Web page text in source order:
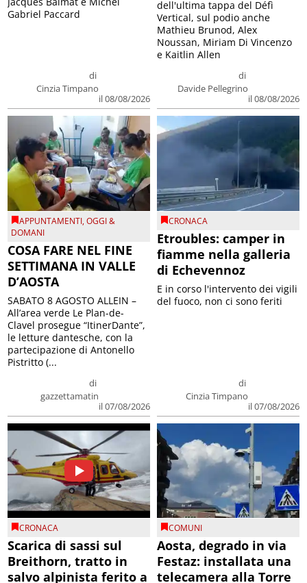
di
Cinzia Timpano
il 08/08/2026
Gabriel Paccard
di
Davide Pellegrino
il 08/08/2026
dell'ultima tappa del Défì
Vertical, sul podio anche
Mathieu Brunod, Alex
Noussan, Miriam Di Vincenzo
e Kaitlin Allen
APPUNTAMENTI,OGGI &
DOMANI
COSA FARE NEL FINE
SETTIMANA IN VALLE
D’AOSTA
di
gazzettamatin
il 07/08/2026
SABATO 8 AGOSTO ALLEIN –
All’area verde Le Plan-de-
Clavel prosegue “ItinerDante”,
le letture dantesche, con la
partecipazione di Antonello
Pistritto (...
CRONACA
Etroubles: camper in
fiamme nella galleria
di Echevennoz
di
Cinzia Timpano
il 07/08/2026
E in corso l'intervento dei vigili
del fuoco, non ci sono feriti
CRONACA
Scarica di sassi sul
Breithorn, tratto in
salvo alpinista ferito a
COMUNI
Aosta, degrado in via
Festaz: installata una
telecamera alla Torre